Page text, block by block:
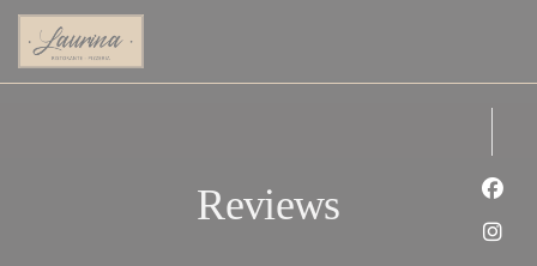
Personalizing your cookie choices
Reviews